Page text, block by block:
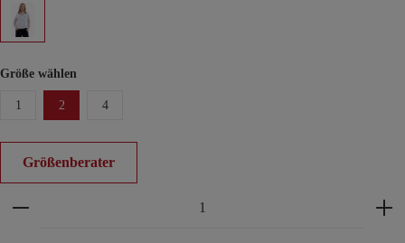
Größe wählen
1 2 4
Größenberater
Produkt Anzahl: Gib den gewünschten Wert ein